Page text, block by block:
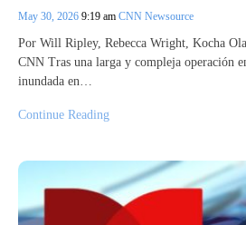
May 30, 2026 9:19 am CNN Newsource
Por Will Ripley, Rebecca Wright, Kocha
CNN Tras una larga y compleja operación
inundada en…
Continue Reading